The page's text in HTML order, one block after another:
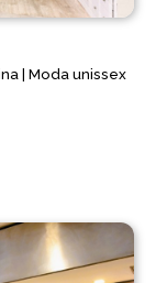
| Moda unissex